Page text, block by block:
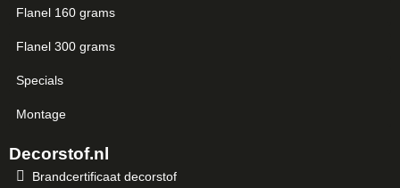
Flanel 160 grams
Flanel 300 grams
Specials
Montage
Decorstof.nl
Brandcertificaat decorstof